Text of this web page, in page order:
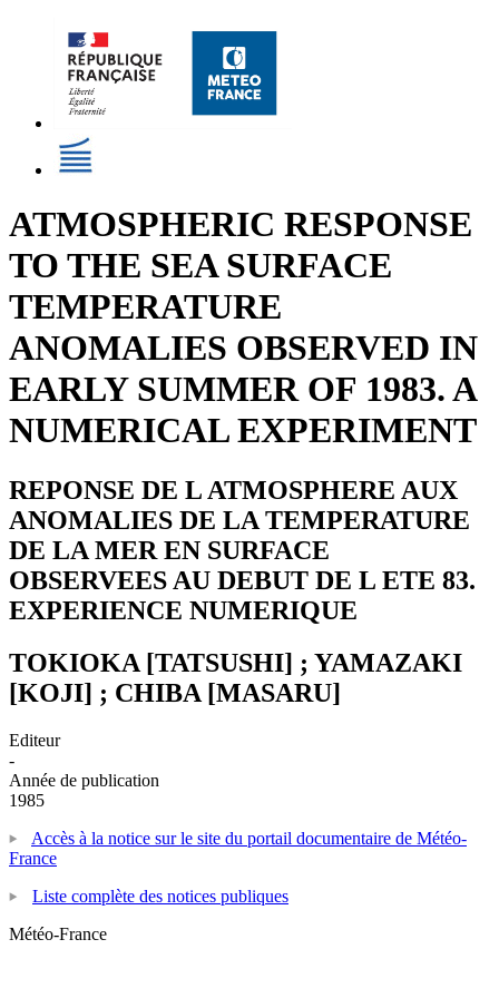
ATMOSPHERIC RESPONSE
TO THE SEA SURFACE
TEMPERATURE
ANOMALIES OBSERVED IN
EARLY SUMMER OF 1983. A
NUMERICAL EXPERIMENT
REPONSE DE L ATMOSPHERE AUX
ANOMALIES DE LA TEMPERATURE
DE LA MER EN SURFACE
OBSERVEES AU DEBUT DE L ETE 83.
EXPERIENCE NUMERIQUE
TOKIOKA [TATSUSHI] ; YAMAZAKI
[KOJI] ; CHIBA [MASARU]
Editeur
-
Année de publication
1985
Accès à la notice sur le site du portail documentaire de Météo-
France
Liste complète des notices publiques
Météo-France